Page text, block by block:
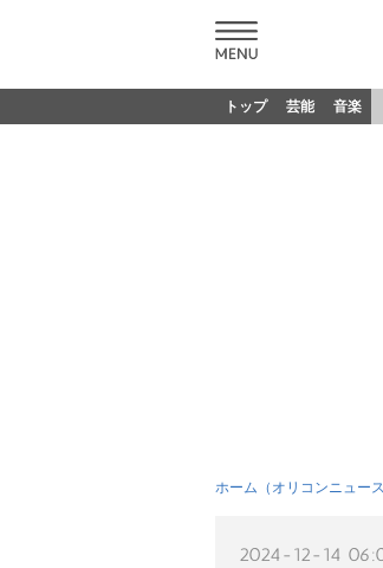
トップ 芸能 音楽
ホーム（オリコンニュース
2024-12-14